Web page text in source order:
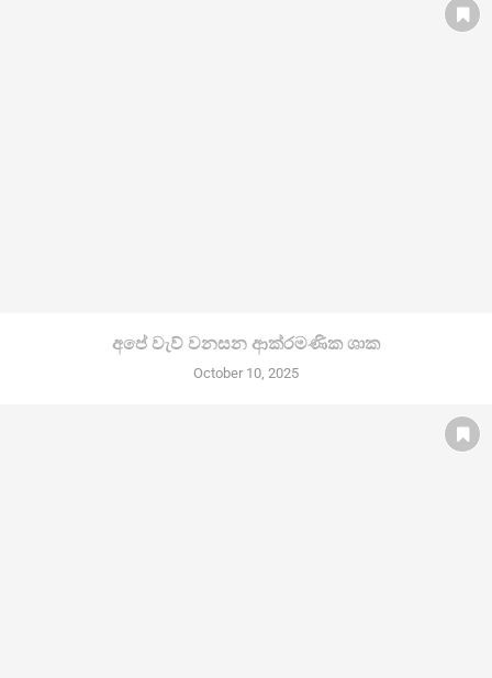
අපේ වැව් වනසන ආක්රමණික ශාක
October 10, 2025